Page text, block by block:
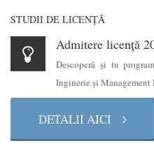
STUDII DE LICENŢĂ
Admitere licență
Descoperă şi tu
Inginerie şi Management
DETALII AICI